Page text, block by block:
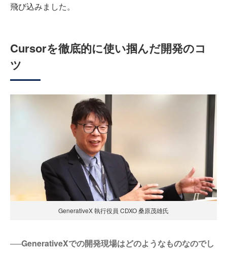
飛び込みました。
Cursorを徹底的に使い掴んだ開発のコ
ツ
GenerativeX 執行役員 CDXO 桑原茂雄氏
──GenerativeXでの開発現場はどのようなものなのでし